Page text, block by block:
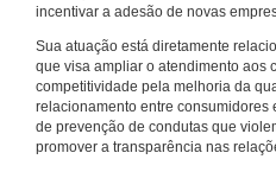
incentivar a adesão de novas
Sua atuação está diretamente
que visa ampliar o atendimento aos
competitividade pela melhoria da
relacionamento entre consumidores
de prevenção de condutas que
promover a transparência nas